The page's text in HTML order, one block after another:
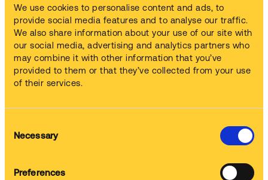
We use cookies to personalise content and ads, to
provide social media features and to analyse our traffic.
We also share information about your use of our site with
our social media, advertising and analytics partners who
may combine it with other information that you’ve
provided to them or that they’ve collected from your use
of their services.
Necessary
Preferences
Geniş bir makine ve temizleme kimyasalı
kombinasyonu seçeneği
Ürünlerimizin kapsam ve çeşitliliği sayesinde, her tür metal,
kauçuk, plastik ve kompozitteki yağları, gresleri, yağlayıcıları,
kesme yağlarını, boyaları, mürekkepleri, pası, fiberglas reçineleri,
ıslak ve kuru boyaları ve diğer pek çok kirletici türünü etkin bir